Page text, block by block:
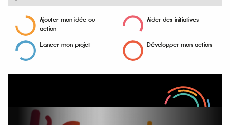
Ajouter mon idée ou
action
Aider des initiatives
Lancer mon projet Développer mon action